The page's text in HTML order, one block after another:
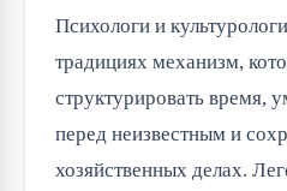
Психологи и
традициях механизм,
структурировать время,
перед неизвестным и
хозяйственных делах.